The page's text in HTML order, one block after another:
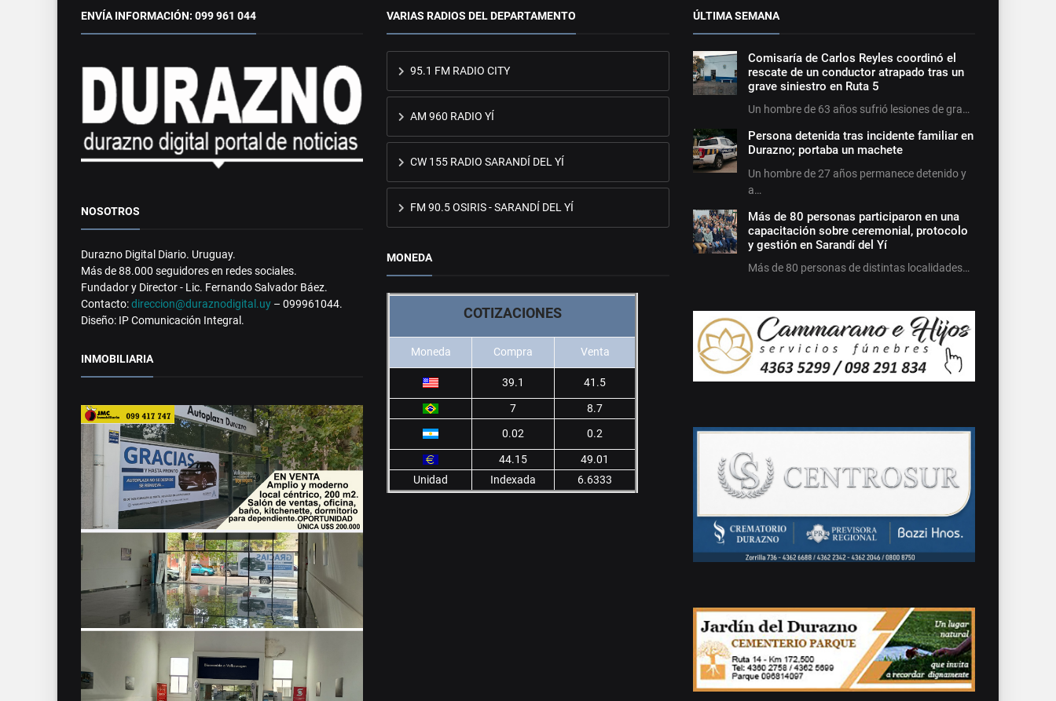
ENVÍA INFORMACIÓN: 099 961 044
NOSOTROS
Durazno Digital Diario. Uruguay.
Más de 88.000 seguidores en redes sociales.
Fundador y Director - Lic. Fernando Salvador Báez.
Contacto:direccion@duraznodigital.uy – 099961044.
Diseño: IP Comunicación Integral.
INMOBILIARIA
VARIAS RADIOS DEL DEPARTAMENTO
95.1 FM RADIO CITY
AM 960 RADIO YÍ
CW 155 RADIO SARANDÍ DEL YÍ
FM 90.5 OSIRIS - SARANDÍ DEL YÍ
MONEDA
COTIZACIONES
Moneda Compra Venta
39.1 41.5
7
8.7
0.02
0.2
44.15
49.01
Unidad
Indexada 6.6333
ÚLTIMA SEMANA
Comisaría de Carlos Reyles coordinó el
rescate de un conductor atrapado tras un
grave siniestro en Ruta 5
Un hombre de 63 años sufrió lesiones de gra…
Persona detenida tras incidente familiar en
Durazno; portaba un machete
Un hombre de 27 años permanece detenido y
a…
Más de 80 personas participaron en una
capacitación sobre ceremonial, protocolo
y gestión en Sarandí del Yí
Más de 80 personas de distintas localidades…